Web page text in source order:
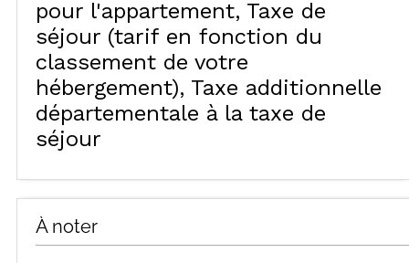
pour l'appartement Taxe de
séjour (tarif en fonction du
classement de votre
hébergement) Taxe additionnelle
départementale à la taxe de
séjour
À noter